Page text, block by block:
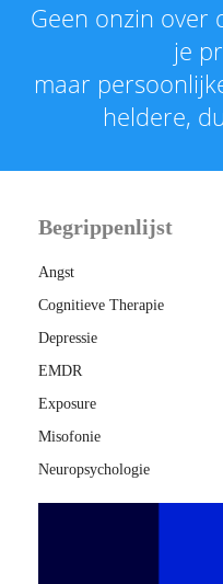
Geen onzin over
je
maar
heldere,
Begrippenlijst
Angst
Cognitieve Therapie
Depressie
EMDR
Exposure
Misofonie
Neuropsychologie